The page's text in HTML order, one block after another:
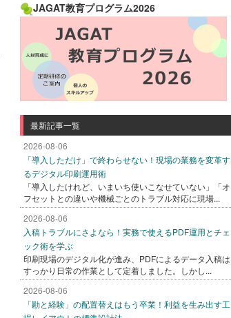
JAGAT教育プログラム2026
最新記事一覧
2026-08-06
「導入しただけ」で終わらせない！現場の業務を変革す
るデジタル印刷運用術
「導入したけれど、いまいち使いこなせていない」「オ
フセットとの違いや機械ごとのトラブル対応に現場...
2026-08-06
入稿トラブルにさよなら！実務で使えるPDF運用とチェ
ック術を学ぶ
印刷現場のデジタル化が進み、PDFによるデータ入稿は
すっかり日常の作業として定着しました。しかし...
2026-08-06
「勘と経験」の配置替えはもう卒業！利益を生み出す工